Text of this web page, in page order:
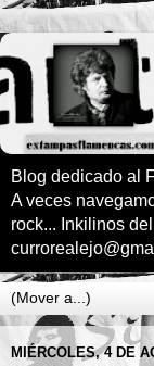
Blog dedicado al
A veces
rock... Inkilinos
MIÉRCOLES, 4 DE